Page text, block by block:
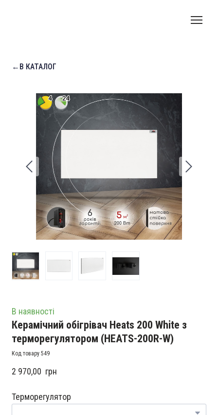
←В КАТАЛОГ
В наявності
Керамічний обігрівач Heats 200 White з
терморегулятором (HEATS-200R-W)
Код товару 549
2 970,00  грн
Терморегулятор